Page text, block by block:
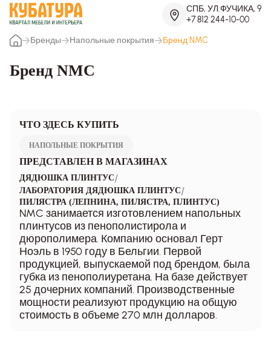
СПБ, УЛ.ФУЧИКА, 9
+7 812 244-10-00
Бренды
Напольные покрытия Бренд NMC
Бренд NMC
ЧТО ЗДЕСЬ КУПИТЬ
НАПОЛЬНЫЕ ПОКРЫТИЯ
ПРЕДСТАВЛЕН В МАГАЗИНАХ
ДЯДЮШКА ПЛИНТУС/
ЛАБОРАТОРИЯ ДЯДЮШКА ПЛИНТУС/
ПИЛЯСТРА (ЛЕПНИНА, ПИЛЯСТРА, ПЛИНТУС)
NMC занимается изготовлением напольных
плинтусов из пенополистирола и
дюрополимера. Компанию основал Герт
Ноэль в 1950 году в Бельгии. Первой
продукцией, выпускаемой под брендом, была
губка из пенополиуретана. На базе действует
25 дочерних компаний. Производственные
мощности реализуют продукцию на общую
стоимость в объеме 270 млн долларов.